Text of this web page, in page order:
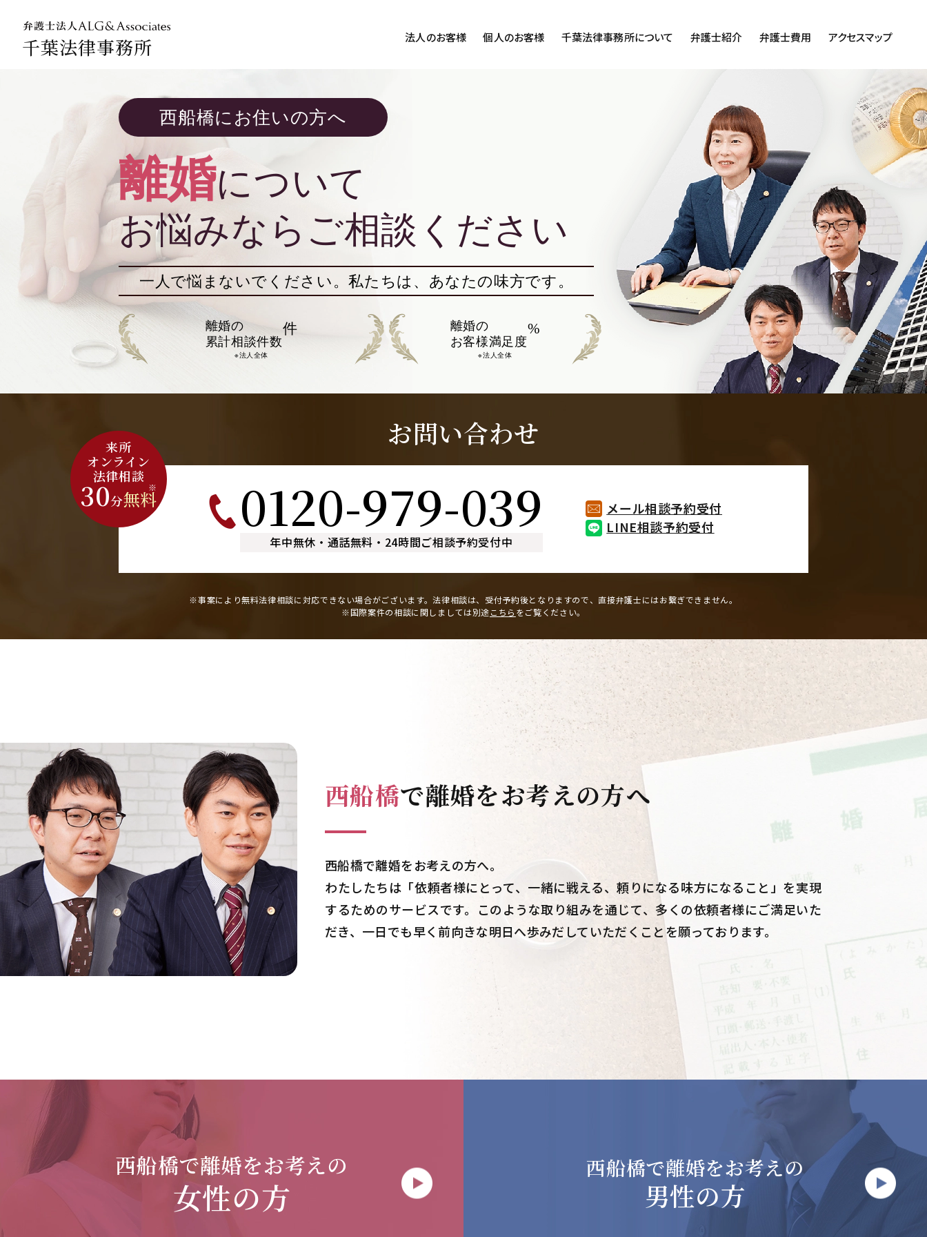
千葉法律事務所 法人のお客様
企業法務専用サイト
個人のお客様
交通事故
相続問題
千葉法律事務所について 弁護士紹介 弁護士費用 アクセスマップ
西船橋にお住いの方へ
離婚について
お悩みならご相談ください
一人で悩まないでください。私たちは、あなたの味方です。
離婚の
累計相談件数
件
※法人全体
離婚の
お客様満足度
%
※法人全体
お問い合わせ
来所
オンライン
法律相談
30分無料
※ 0120-979-039
年中無休 ・ 通話無料 ・ 24時間ご相談予約受付中
メール相談予約受付
LINE相談予約受付
※事案により無料法律相談に対応できない場合がございます。法律相談は、受付予約後となりますので、 直接弁護士にはお繋ぎできません。
※国際案件の相談に関しましては別途こちら をご覧ください。
西船橋で離婚をお考えの方へ
西船橋で離婚をお考えの方へ。
わたしたちは「依頼者様にとって、一緒に戦える、頼りになる味方になること」を実現
するためのサービスです。このような取り組みを通じて、多くの依頼者様にご満足いた
だき、一日でも早く前向きな明日へ歩みだしていただくことを願っております。
西船橋で離婚をお考えの
女性の方
西船橋で離婚をお考えの
男性の方